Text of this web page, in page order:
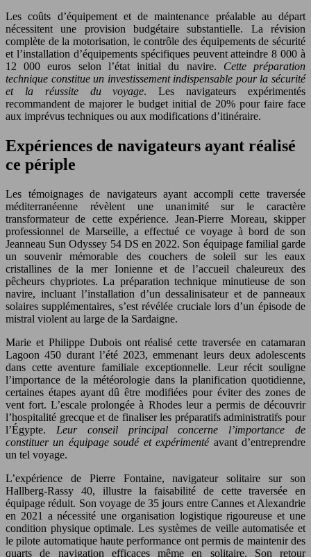
Les coûts d’équipement et de maintenance préalable au départ
nécessitent une provision budgétaire substantielle. La révision
complète de la motorisation, le contrôle des équipements de sécurité
et l’installation d’équipements spécifiques peuvent atteindre 8 000 à
12 000 euros selon l’état initial du navire. Cette préparation
technique constitue un investissement indispensable pour la sécurité
et la réussite du voyage. Les navigateurs expérimentés
recommandent de majorer le budget initial de 20% pour faire face
aux imprévus techniques ou aux modifications d’itinéraire.
Expériences de navigateurs ayant réalisé
ce périple
Les témoignages de navigateurs ayant accompli cette traversée
méditerranéenne révèlent une unanimité sur le caractère
transformateur de cette expérience. Jean-Pierre Moreau, skipper
professionnel de Marseille, a effectué ce voyage à bord de son
Jeanneau Sun Odyssey 54 DS en 2022. Son équipage familial garde
un souvenir mémorable des couchers de soleil sur les eaux
cristallines de la mer Ionienne et de l’accueil chaleureux des
pêcheurs chypriotes. La préparation technique minutieuse de son
navire, incluant l’installation d’un dessalinisateur et de panneaux
solaires supplémentaires, s’est révélée cruciale lors d’un épisode de
mistral violent au large de la Sardaigne.
Marie et Philippe Dubois ont réalisé cette traversée en catamaran
Lagoon 450 durant l’été 2023, emmenant leurs deux adolescents
dans cette aventure familiale exceptionnelle. Leur récit souligne
l’importance de la météorologie dans la planification quotidienne,
certaines étapes ayant dû être modifiées pour éviter des zones de
vent fort. L’escale prolongée à Rhodes leur a permis de découvrir
l’hospitalité grecque et de finaliser les préparatifs administratifs pour
l’Égypte. Leur conseil principal concerne l’importance de
constituer un équipage soudé et expérimentéavant d’entreprendre
un tel voyage.
L’expérience de Pierre Fontaine, navigateur solitaire sur son
Hallberg-Rassy 40, illustre la faisabilité de cette traversée en
équipage réduit. Son voyage de 35 jours entre Cannes et Alexandrie
en 2021 a nécessité une organisation logistique rigoureuse et une
condition physique optimale. Les systèmes de veille automatisée et
le pilote automatique haute performance ont permis de maintenir des
quarts de navigation efficaces même en solitaire. Son retour